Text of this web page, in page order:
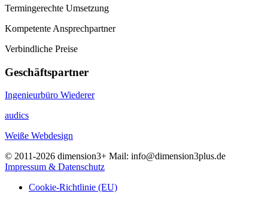
Termingerechte Umsetzung
Kompetente Ansprechpartner
Verbindliche Preise
Geschäftspartner
Ingenieurbüro Wiederer
audics
Weiße Webdesign
© 2011-2026 dimension3+ Mail: info@dimension3plus.de
Impressum & Datenschutz
Cookie-Richtlinie (EU)